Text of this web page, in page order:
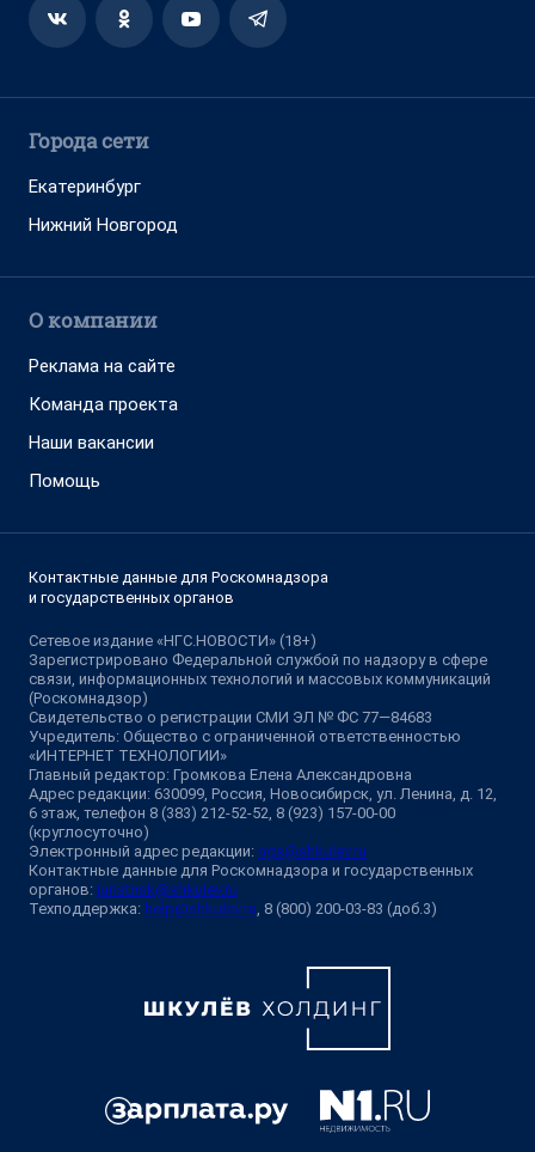
Города сети
Екатеринбург
Нижний Новгород
О компании
Реклама на сайте
Команда проекта
Наши вакансии
Помощь
Контактные данные для Роскомнадзора
и государственных органов
Сетевое издание «НГС.НОВОСТИ» (18+)
Зарегистрировано Федеральной службой по надзору в сфере
связи, информационных технологий и массовых коммуникаций
(Роскомнадзор)
Свидетельство о регистрации СМИ ЭЛ № ФС 77—84683
Учредитель: Общество с ограниченной ответственностью
«ИНТЕРНЕТ ТЕХНОЛОГИИ»
Главный редактор: Громкова Елена Александровна
Адрес редакции: 630099, Россия, Новосибирск, ул. Ленина, д. 12,
6 этаж, телефон 8 (383) 212-52-52, 8 (923) 157-00-00
(круглосуточно)
Электронный адрес редакции: ngs@shkulev.ru
Контактные данные для Роскомнадзора и государственных
органов: juristnsk@shkulev.ru
Техподдержка: help@shkulev.ru, 8 (800) 200-03-83 (доб.3)